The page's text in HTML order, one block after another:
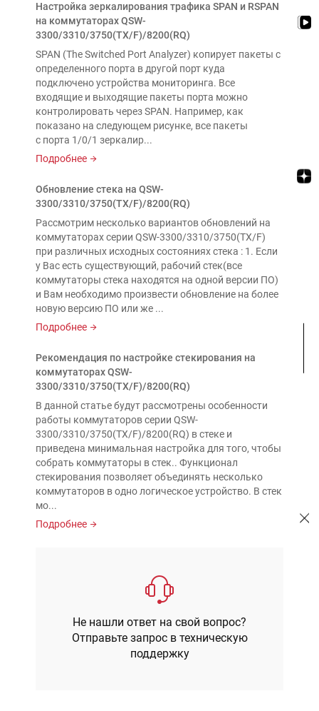
Настройка зеркалирования трафика SPAN и RSPAN
на коммутаторах QSW-
3300/3310/3750(TX/F)/8200(RQ)
SPAN (The Switched Port Analyzer) копирует пакеты с
определенного порта в другой порт куда
подключено устройства мониторинга. Все
входящие и выходящие пакеты порта можно
контролировать через SPAN. Например, как
показано на следующем рисунке, все пакеты
с порта 1/0/1 зеркалир...
Подробнее
Обновление стека на QSW-
3300/3310/3750(TX/F)/8200(RQ)
Рассмотрим несколько вариантов обновлений на
коммутаторах серии QSW-3300/3310/3750(TX/F)
при различных исходных состояниях стека : 1. Если
у Вас есть существующий, рабочий стек(все
коммутаторы стека находятся на одной версии ПО)
и Вам необходимо произвести обновление на более
новую версию ПО или же ...
Подробнее
Рекомендация по настройке стекирования на
коммутаторах QSW-
3300/3310/3750(TX/F)/8200(RQ)
В данной статье будут рассмотрены особенности
работы коммутаторов серии QSW-
3300/3310/3750(TX/F)/8200(RQ) в стеке и
приведена минимальная настройка для того, чтобы
собрать коммутаторы в стек.. Функционал
стекирования позволяет объединять несколько
коммутаторов в одно логическое устройство. В стек
мо...
Подробнее
Не нашли ответ на свой вопрос?
Отправьте запрос в техническую
поддержку